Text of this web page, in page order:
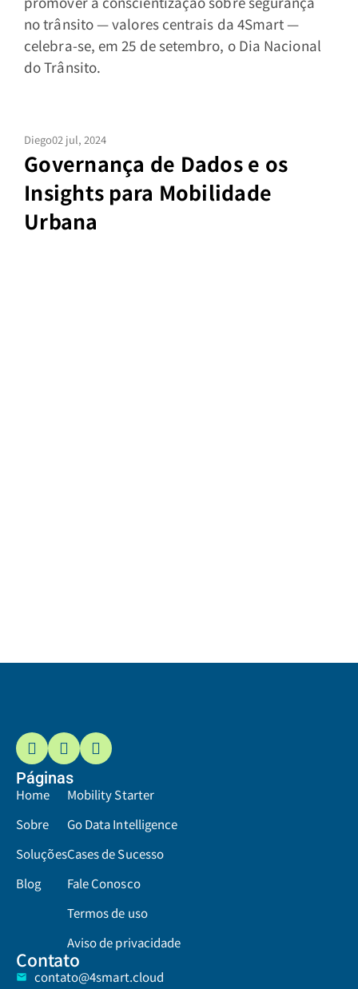
no trânsito — valores centrais da 4Smart —
celebra-se, em 25 de setembro, o Dia Nacional
do Trânsito.
Diego02 jul, 2024
Governança de Dados e os
Insights para Mobilidade
Urbana
Páginas
Home
Sobre
Soluções
Blog
Mobility Starter
Go Data Intelligence
Cases de Sucesso
Fale Conosco
Termos de uso
Aviso de privacidade
Contato
contato@4smart.cloud